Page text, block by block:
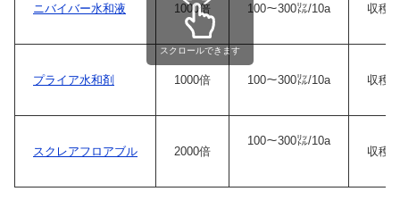
ニバイバー水和液 1000倍 100〜300㍑/10a 収穫
プライア水和剤 1000倍 100〜300㍑/10a 収穫
スクレアフロアブル 2000倍
100〜300㍑/10a
収穫
スクロールできます